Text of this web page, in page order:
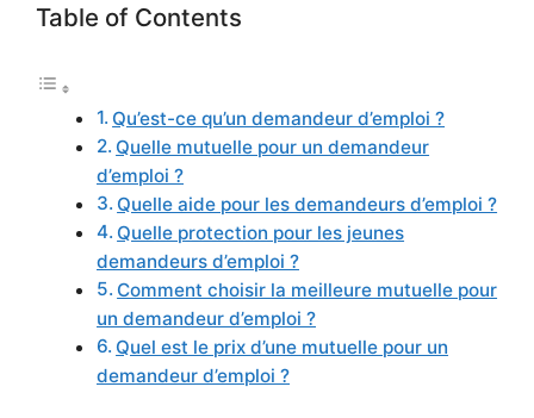
Table of Contents
Qu’est-ce qu’un demandeur d’emploi ?
Quelle mutuelle pour un demandeur
d’emploi ?
Quelle aide pour les demandeurs d’emploi ?
Quelle protection pour les jeunes
demandeurs d’emploi ?
Comment choisir la meilleure mutuelle pour
un demandeur d’emploi ?
Quel est le prix d’une mutuelle pour un
demandeur d’emploi ?